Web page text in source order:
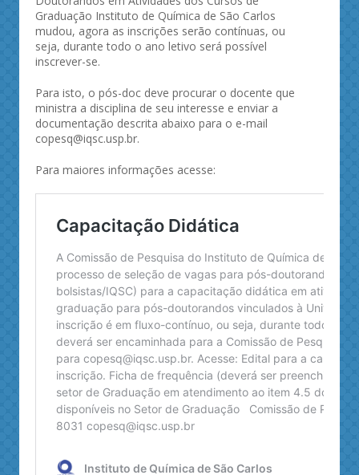
Graduação Instituto de Química de São Carlos
mudou, agora as inscrições serão contínuas, ou
seja, durante todo o ano letivo será possível
inscrever-se.
Para isto, o pós-doc deve procurar o docente que
ministra a disciplina de seu interesse e enviar a
documentação descrita abaixo para o e-mail
copesq@iqsc.usp.br.
Para maiores informações acesse: